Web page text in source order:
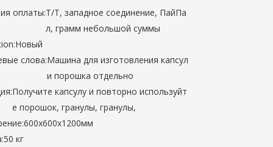
оплаты:Т/Т, западное соединение, ПайПа
л, грамм небольшой суммы
Новый
слова:Машина для изготовления капсул
и порошка отдельно
Получите капсулу и повторно используйт
е порошок, гранулы, гранулы,
600х600х1200мм
50 кг